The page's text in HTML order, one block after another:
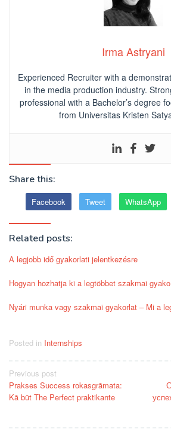
Irma Astryani
Experienced Recruiter with a
in the media production industry.
professional with a Bachelor’s degree
from Universitas Kristen
Share this:
Facebook Tweet WhatsApp
Related posts:
A legjobb idő gyakorlati jelentkezésre
Hogyan hozhatja ki a legtöbbet szakmai
Nyári munka vagy szakmai gyakorlat – Mi a
Posted in Internships
Post
navigation
Previous post
Prakses Success rokasgrāmata:
Kā būt The Perfect praktikante